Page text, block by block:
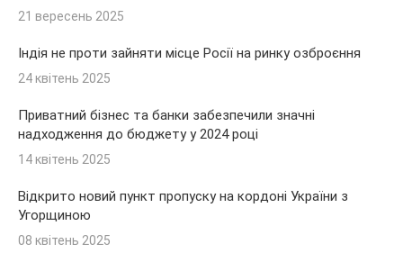
21 вересень 2025
Індія не проти зайняти місце Росії на ринку озброєння
24 квітень 2025
Приватний бізнес та банки забезпечили значні
надходження до бюджету у 2024 році
14 квітень 2025
Відкрито новий пункт пропуску на кордоні України з
Угорщиною
08 квітень 2025